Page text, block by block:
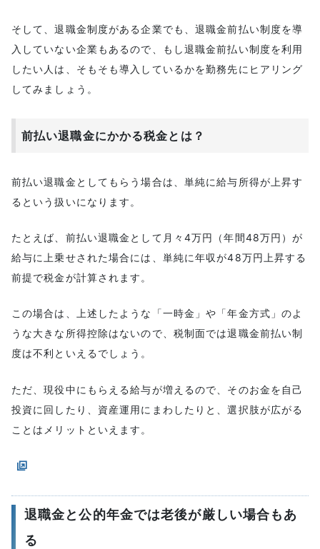
そして、退職金制度がある企業でも、退職金前払い制度を導
入していない企業もあるので、もし退職金前払い制度を利用
したい人は、そもそも導入しているかを勤務先にヒアリング
してみましょう。
前払い退職金にかかる税金とは？
前払い退職金としてもらう場合は、単純に給与所得が上昇す
るという扱いになります。
たとえば、前払い退職金として月々4万円（年間48万円）が
給与に上乗せされた場合には、単純に年収が48万円上昇する
前提で税金が計算されます。
この場合は、上述したような「一時金」や「年金方式」のよ
うな大きな所得控除はないので、税制面では退職金前払い制
度は不利といえるでしょう。
ただ、現役中にもらえる給与が増えるので、そのお金を自己
投資に回したり、資産運用にまわしたりと、選択肢が広がる
ことはメリットといえます。
退職金と公的年金では老後が厳しい場合もあ
る